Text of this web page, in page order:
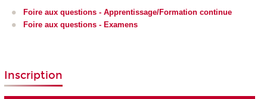
Foire aux questions - Apprentissage/Formation continue
Foire aux questions - Examens
Inscription